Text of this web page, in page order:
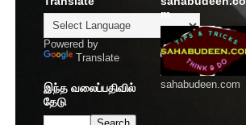
Powered by
Translate
இந்த வலைப்பதிவில்
தேடு
m
sahabudeen.com